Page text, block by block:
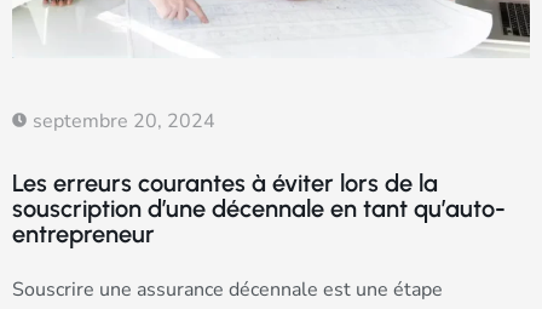
septembre 20, 2024
Les erreurs courantes à éviter lors de la
souscription d’une décennale en tant qu’auto-
entrepreneur
Souscrire une assurance décennale est une étape